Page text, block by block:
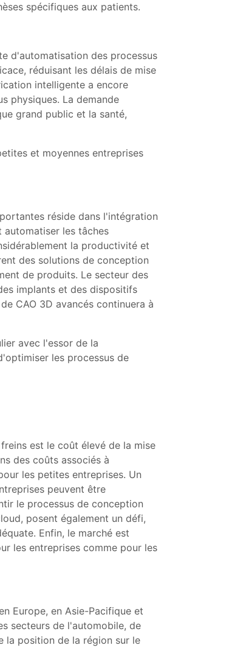
spécifiques aux patients.
d'automatisation des processus
réduisant les délais de mise
intelligente a encore
physiques. La demande
grand public et la santé,
et moyennes entreprises
réside dans l'intégration
automatiser les tâches
la productivité et
des solutions de conception
de produits. Le secteur des
implants et des dispositifs
CAO 3D avancés continuera à
avec l'essor de la
les processus de
est le coût élevé de la mise
des coûts associés à
les petites entreprises. Un
peuvent être
le processus de conception
posent également un défi,
Enfin, le marché est
les entreprises comme pour les
Europe, en Asie-Pacifique et
secteurs de l'automobile, de
la position de la région sur le